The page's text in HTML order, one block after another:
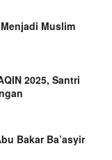
Muslim
2025, Santri
Bakar Ba’asyir